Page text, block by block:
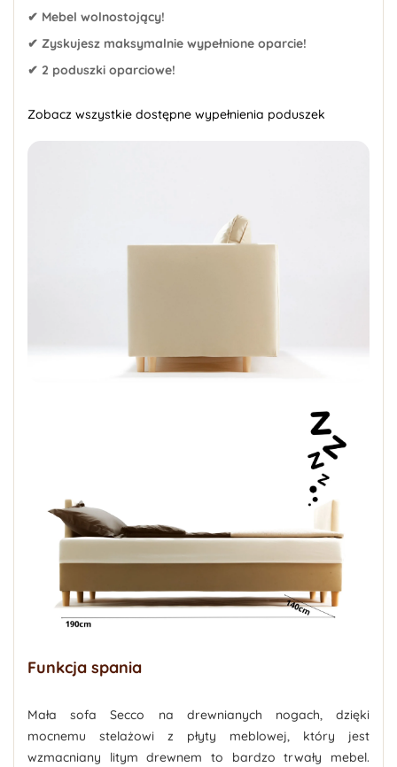
✔ Mebel wolnostojący!
✔ Zyskujesz maksymalnie wypełnione oparcie!
✔ 2 poduszki oparciowe!
Zobacz wszystkie dostępne wypełnienia poduszek
Funkcja spania
Mała sofa Secco na drewnianych nogach, dzięki
mocnemu stelażowi z płyty meblowej, który jest
wzmacniany litym drewnem to bardzo trwały mebel.